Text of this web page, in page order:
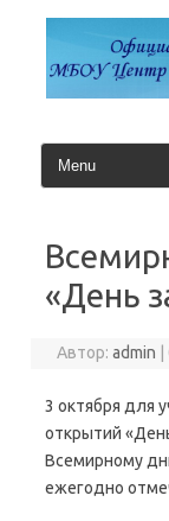
содержимому
«День
Автор:admin
3 октября для
открытий
Всемирному
ежегодно